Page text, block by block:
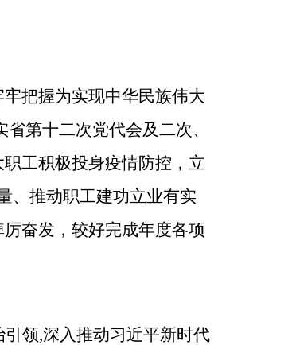
把握为实现中华民族伟大
第十二次党代会及二次、
工积极投身疫情防控，立
、推动职工建功立业有实
奋发，较好完成年度各项
引领,深入推动习近平新时代